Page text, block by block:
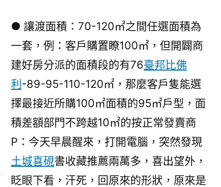
● 讓渡面積：70-120㎡之間任選面積為
一套，例：客戶購置瞭100㎡，但開闢商
建好房分派的面積段的有76臺邦比佛
利 -89-95-110-120㎡，那麼客戶隻能選
擇最接近所購100㎡面積的95㎡戶型，面
積差額部門不跨越10㎡的按正常發賣商
P：今天早晨醒來，打開電腦，突然發現
土城喜硯書收藏推薦兩萬多，喜出望外，
眨眼下看，汗死，回原來的形狀，原來是